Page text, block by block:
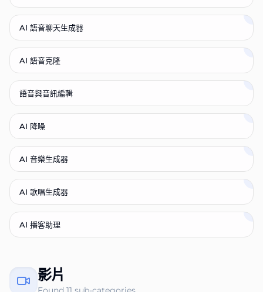
AI 語音聊天生成器
AI 語音克隆
語音與音訊編輯
AI 降噪
AI 音樂生成器
AI 歌唱生成器
AI 播客助理
影片